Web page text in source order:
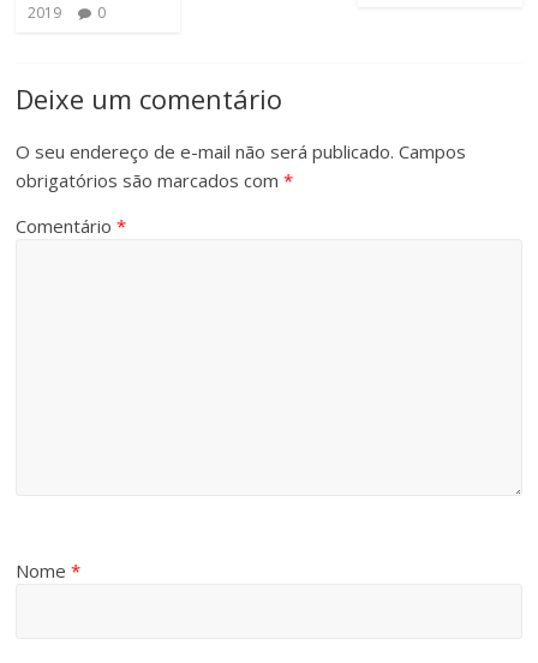
2019
0
Deixe um comentário
O seu endereço de e-mail não será publicado. Campos
obrigatórios são marcados com*
Comentário*
Nome*